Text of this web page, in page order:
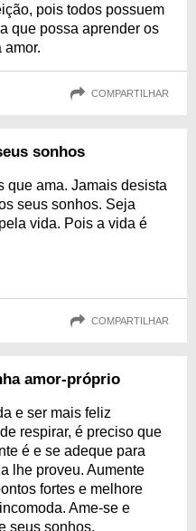
pois todos possuem
que possa aprender os
amor.
COMPARTILHAR
sonhos
que ama. Jamais desista
seus sonhos. Seja
vida. Pois a vida é
COMPARTILHAR
amor-próprio
e ser mais feliz
respirar, é preciso que
é e se adeque para
lhe proveu. Aumente
fortes e melhore
Ame-se e
seus sonhos.